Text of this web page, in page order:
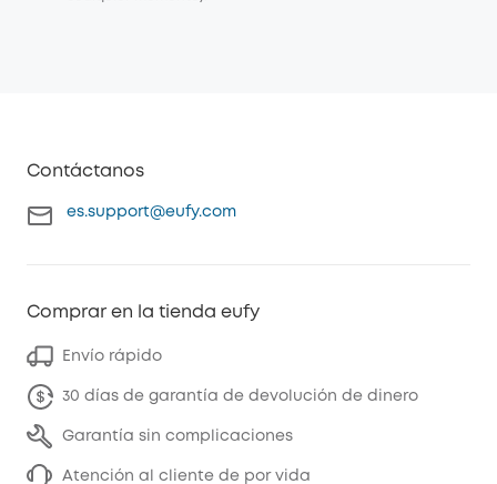
Contáctanos
es.support@eufy.com
Comprar en la tienda eufy
Envío rápido
30 días de garantía de devolución de dinero
Garantía sin complicaciones
Atención al cliente de por vida